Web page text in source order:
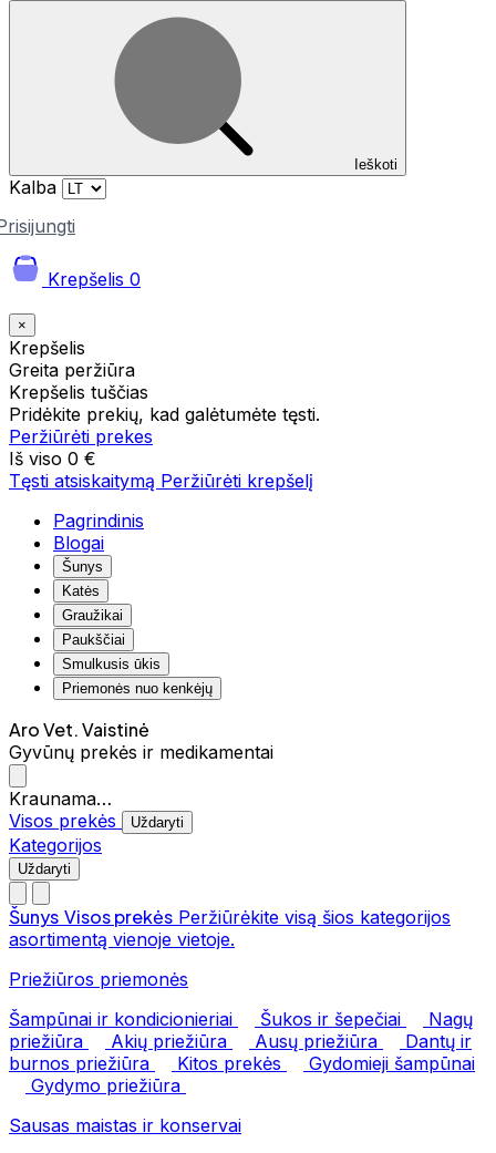
Ieškoti
Kalba
Krepšelis 0
×
Krepšelis
Greita peržiūra
Krepšelis tuščias
Pridėkite prekių, kad galėtumėte tęsti.
Peržiūrėti prekes
Iš viso 0 €
Tęsti atsiskaitymą Peržiūrėti krepšelį
Pagrindinis
Blogai
Šunys
Katės
Graužikai
Paukščiai
Smulkusis ūkis
Priemonės nuo kenkėjų
Aro Vet. Vaistinė
Gyvūnų prekės ir medikamentai
Kraunama…
Visos prekės
Uždaryti
Kategorijos
Uždaryti
Šunys Visos prekės Peržiūrėkite visą šios kategorijos
asortimentą vienoje vietoje.
Priežiūros priemonės
Šampūnai ir kondicionieriai
Šukos ir šepečiai
Nagų
priežiūra
Akių priežiūra Ausų priežiūra
Dantų ir
burnos priežiūra
Kitos prekės
Gydomieji šampūnai
Gydymo priežiūra
Sausas maistas ir konservai